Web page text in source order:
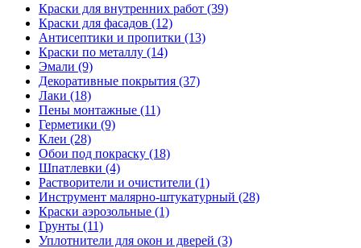
Краски для внутренних работ (39)
Краски для фасадов (12)
Антисептики и пропитки (13)
Краски по металлу (14)
Эмали (9)
Декоративные покрытия (37)
Лаки (18)
Пены монтажные (11)
Герметики (9)
Клеи (28)
Обои под покраску (18)
Шпатлевки (4)
Растворители и очистители (1)
Инструмент малярно-штукатурный (28)
Краски аэрозольные (1)
Грунты (11)
Уплотнители для окон и дверей (3)